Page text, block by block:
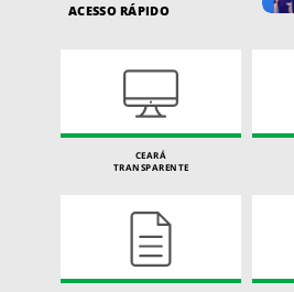
ACESSO RÁPIDO
CEARÁ
TRANSPARENTE